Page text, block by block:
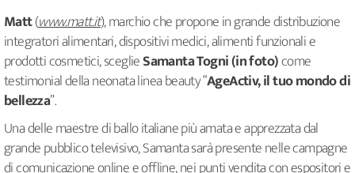
Matt(www.matt.it), marchio che propone in grande distribuzione
integratori alimentari, dispositivi medici, alimenti funzionali e
prodotti cosmetici, sceglieSamanta Togni (in foto)come
testimonial della neonata linea beauty “AgeActiv, il tuo mondo di
bellezza”.
Una delle maestre di ballo italiane più amata e apprezzata dal
grande pubblico televisivo, Samanta sarà presente nelle campagne